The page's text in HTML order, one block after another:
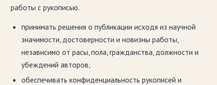
работы с рукописью.
принимать решения о публикации исходя из научной
значимости, достоверности и новизны работы,
независимо от расы, пола, гражданства, должности и
убеждений авторов;
обеспечивать конфиденциальность рукописей и